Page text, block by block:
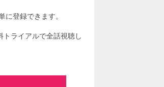
登録できます。
ライアルで全話視聴し